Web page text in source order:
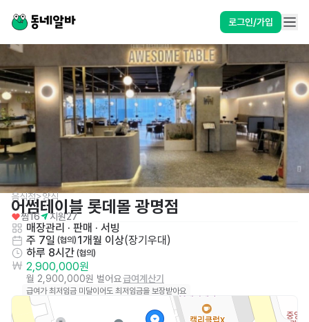
로그인/가입
음식점>양식
어썸테이블 롯데몰 광명점
찜16 지원27
매장관리 · 판매 · 서빙
주 7일 (협의) 1개월 이상(장기우대 )
하루 8시간 (협의)
2,900,000원
월 2,900,000원 벌어요급여계산기
급여가 최저임금 미달이어도 최저임금을 보장받아요